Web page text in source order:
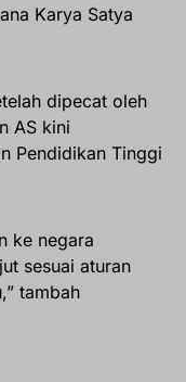
Karya Satya
dipecat oleh
AS kini
Pendidikan Tinggi
ke negara
sesuai aturan
tambah